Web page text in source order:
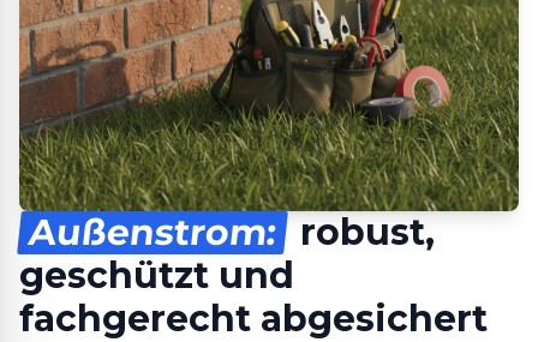
Außenstrom: robust,
geschützt und
fachgerecht abgesichert